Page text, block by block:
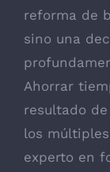
reforma de
sino una
Ahorrar
resultado
los
experto en